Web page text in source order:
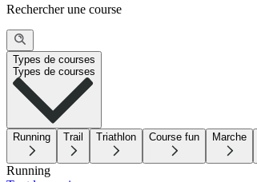
Rechercher une course
Types de courses
Types de courses
Running Trail Triathlon Course fun Marche
Running